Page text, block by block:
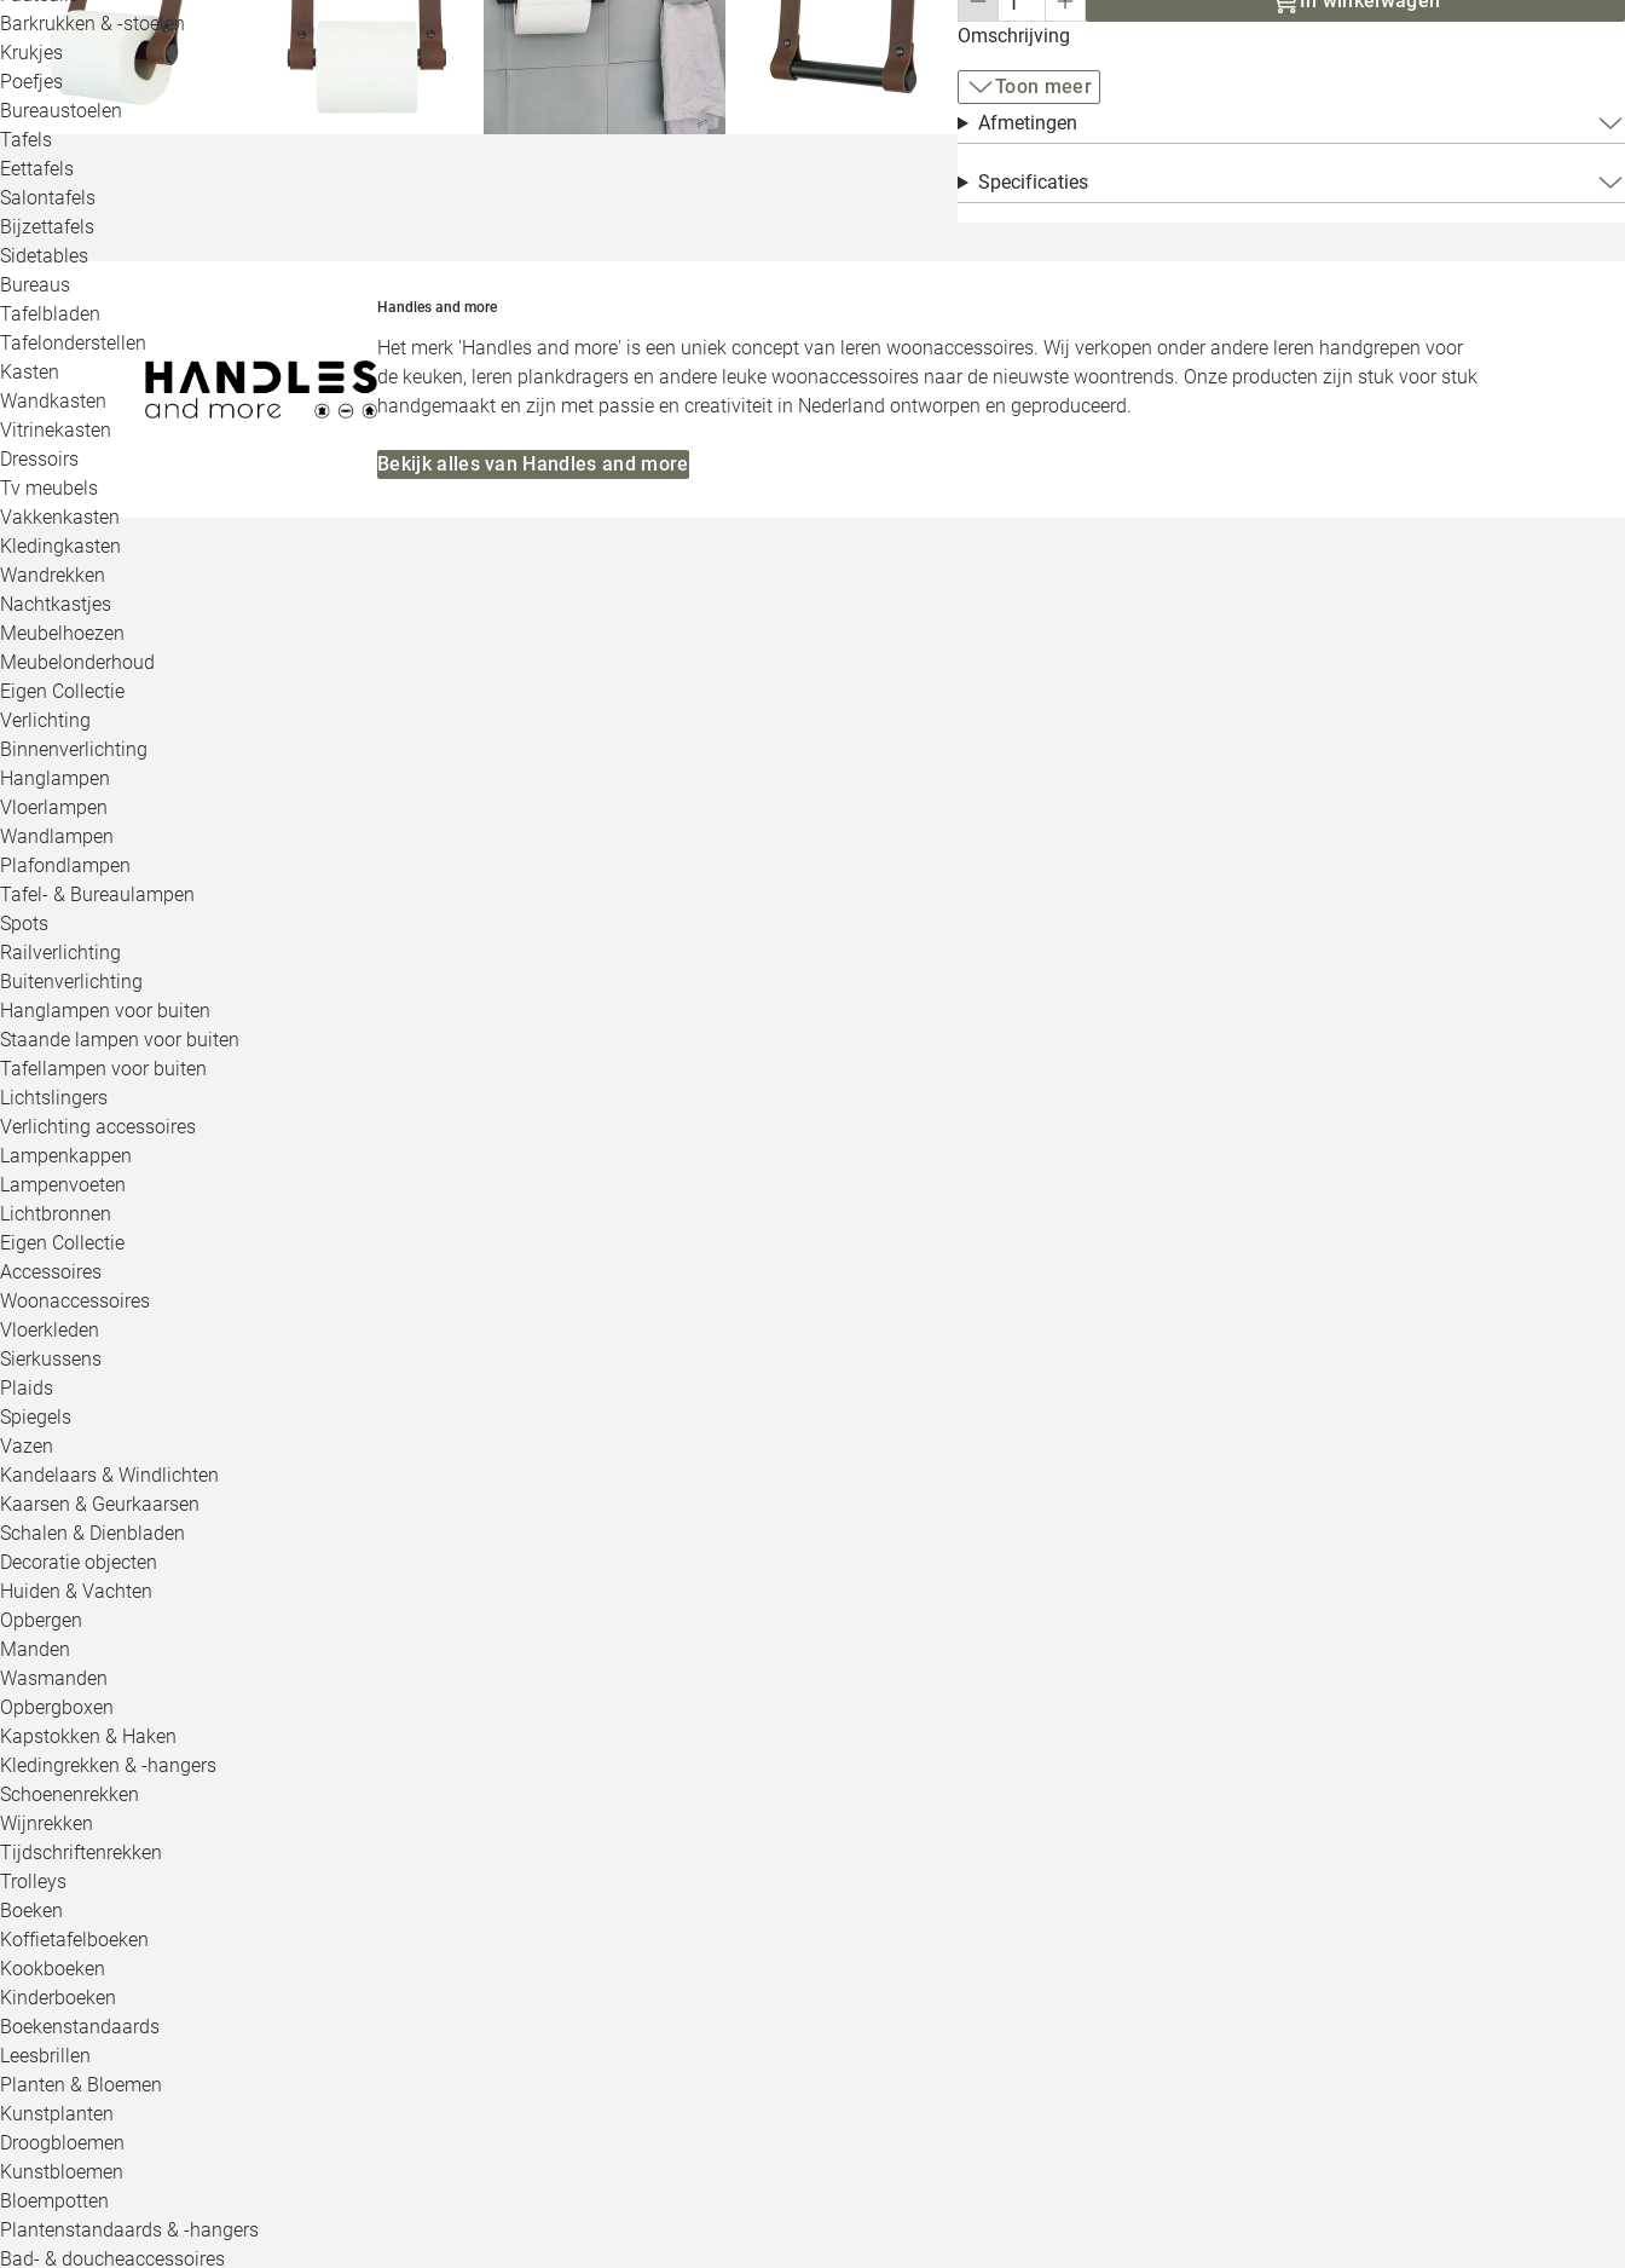
Barkrukken & -stoelen
Krukjes
Poefjes
Bureaustoelen
Tafels
Eettafels
Salontafels
Bijzettafels
Sidetables
Bureaus
Tafelbladen
Tafelonderstellen
Kasten
Wandkasten
Vitrinekasten
Dressoirs
Tv meubels
Vakkenkasten
Kledingkasten
Wandrekken
Nachtkastjes
Meubelhoezen
Meubelonderhoud
Eigen Collectie
Verlichting
Binnenverlichting
Hanglampen
Vloerlampen
Wandlampen
Plafondlampen
Tafel- & Bureaulampen
Spots
Railverlichting
Buitenverlichting
Hanglampen voor buiten
Staande lampen voor buiten
Tafellampen voor buiten
Lichtslingers
Verlichting accessoires
Lampenkappen
Lampenvoeten
Lichtbronnen
Eigen Collectie
Accessoires
Woonaccessoires
Vloerkleden
Sierkussens
Plaids
Spiegels
Vazen
Kandelaars & Windlichten
Kaarsen & Geurkaarsen
Schalen & Dienbladen
Decoratie objecten
Huiden & Vachten
Opbergen
Manden
Wasmanden
Opbergboxen
Kapstokken & Haken
Kledingrekken & -hangers
Schoenenrekken
Wijnrekken
Tijdschriftenrekken
Trolleys
Boeken
Koffietafelboeken
Kookboeken
Kinderboeken
Boekenstandaards
Leesbrillen
Planten & Bloemen
Kunstplanten
Droogbloemen
Kunstbloemen
Bloempotten
Plantenstandaards & -hangers
Bad- & doucheaccessoires
Alle
Omschrijving
Toon meer
Afmetingen
Specificaties
Handles and more
Het merk 'Handles and more' is een uniek concept van leren woonaccessoires. Wij verkopen onder andere leren handgrepen voor
de keuken, leren plankdragers en andere leuke woonaccessoires naar de nieuwste woontrends. Onze producten zijn stuk voor stuk
handgemaakt en zijn met passie en creativiteit in Nederland ontworpen en geproduceerd.
Bekijk alles van Handles and more